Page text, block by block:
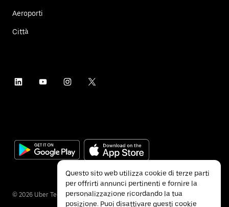
Aeroporti
Città
© 2026 Uber Technologies Inc.
Questo sito web utilizza cookie di terze parti
per offrirti annunci pertinenti e fornire la
personalizzazione ricordando la tua
posizione. Puoi disattivare questi cookie